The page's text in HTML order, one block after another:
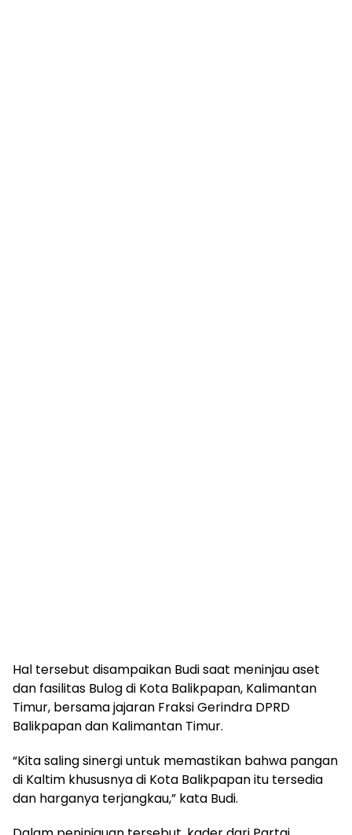
Hal tersebut disampaikan Budi saat meninjau aset
dan fasilitas Bulog di Kota Balikpapan, Kalimantan
Timur, bersama jajaran Fraksi Gerindra DPRD
Balikpapan dan Kalimantan Timur.
“Kita saling sinergi untuk memastikan bahwa pangan
di Kaltim khususnya di Kota Balikpapan itu tersedia
dan harganya terjangkau,” kata Budi.